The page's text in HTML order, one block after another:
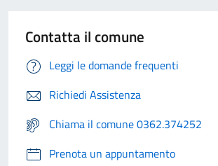
Contatta il comune
Leggi le domande frequenti
Richiedi Assistenza
Chiama il comune 0362.374252
Prenota un appuntamento